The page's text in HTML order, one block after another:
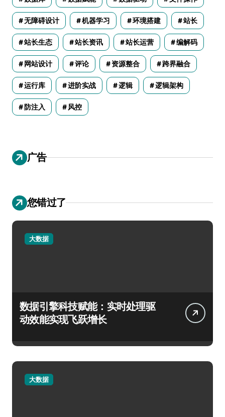
无障碍设计 机器学习 环境搭建 站长
站长生态 站长资讯 站长运营 编解码
网站设计 评论 资源整合 跨界融合
运行库 进阶实战 逻辑 逻辑架构
防注入 风控
广告
您错过了
大数据
数据引擎科技赋能：实时处理驱
动效能实现飞跃增长
大数据